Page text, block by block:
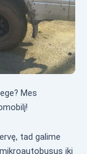
Mes
tad galime
iki